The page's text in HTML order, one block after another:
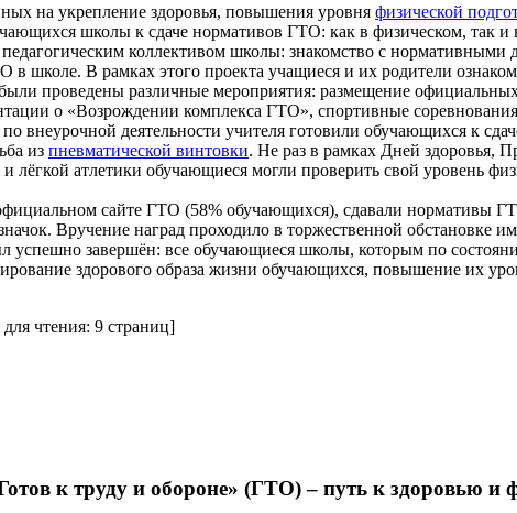
на укрепление здоровья, повышения уровня физической
школы к сдаче нормативов ГТО: как в физическом, так и
педагогическим коллективом школы: знакомство с
школе. В рамках этого проекта учащиеся и их родители
проведены различные мероприятия: размещение
о «Возрождении комплекса ГТО», спортивные
по внеурочной деятельности учителя готовили обучающихся к
из пневматической винтовки. Не раз в рамках Дней здоровья,
атлетики обучающиеся могли проверить свой уровень
сайте ГТО (58% обучающихся), сдавали нормативы
Вручение наград проходило в торжественной обстановке
успешно завершён: все обучающиеся школы, которым по
здорового образа жизни обучающихся, повышение их
чтения: 9 страниц]
к труду и обороне» (ГТО) – путь к здоровью и